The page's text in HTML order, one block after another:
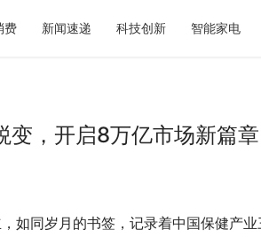
费 新闻速递 科技创新 智能家电
，开启8万亿市场新篇章
如同岁月的书签，记录着中国保健产
千年｜全场景文旅体验盘点，看
秋天第